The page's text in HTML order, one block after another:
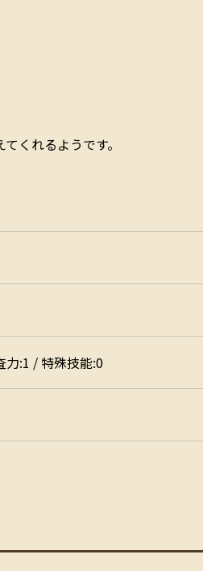
くれるようです。
力:1 / 特殊技能:0